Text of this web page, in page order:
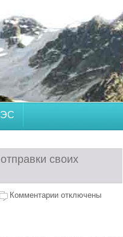
своих
Комментарии отключены